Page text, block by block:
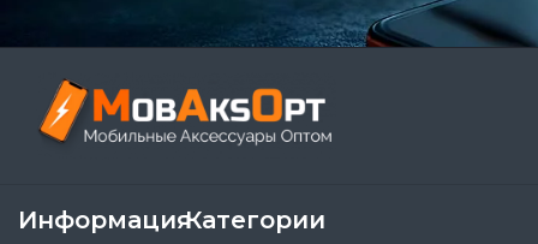
ИнформацияКатегории